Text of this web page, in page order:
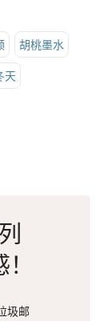
胡桃墨水
天
圾邮